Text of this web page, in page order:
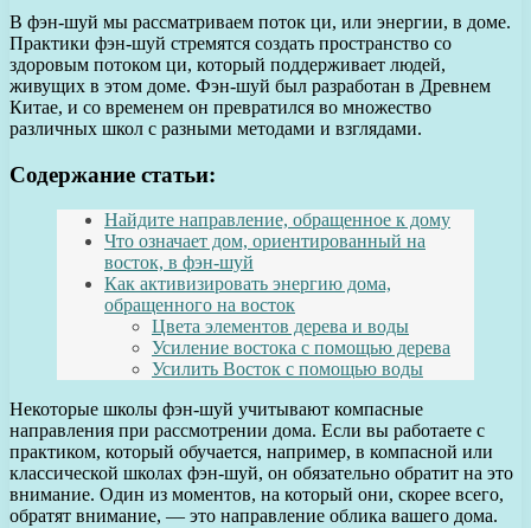
В фэн-шуй мы рассматриваем поток ци, или энергии, в доме.
Практики фэн-шуй стремятся создать пространство со
здоровым потоком ци, который поддерживает людей,
живущих в этом доме. Фэн-шуй был разработан в Древнем
Китае, и со временем он превратился во множество
различных школ с разными методами и взглядами.
Содержание статьи:
Найдите направление, обращенное к дому
Что означает дом, ориентированный на
восток, в фэн-шуй
Как активизировать энергию дома,
обращенного на восток
Цвета элементов дерева и воды
Усиление востока с помощью дерева
Усилить Восток с помощью воды
Некоторые школы фэн-шуй учитывают компасные
направления при рассмотрении дома. Если вы работаете с
практиком, который обучается, например, в компасной или
классической школах фэн-шуй, он обязательно обратит на это
внимание. Один из моментов, на который они, скорее всего,
обратят внимание, — это направление облика вашего дома.